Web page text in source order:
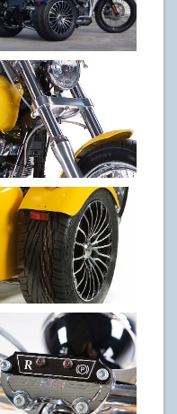
V96 Dyna
V96 Dyna Wheel
V96 Indicators